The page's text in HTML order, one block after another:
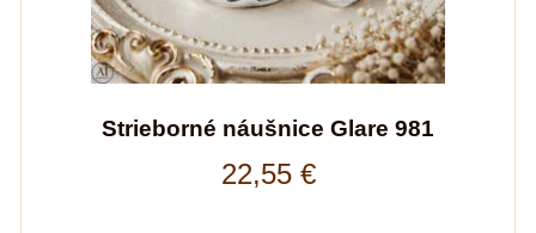
Strieborné náušnice Glare 981
22,55 €